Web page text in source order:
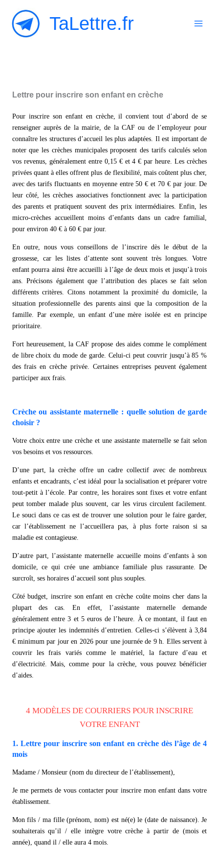
contenu
TaLettre.fr
Lettre pour inscrire son enfant en crèche
Pour inscrire son enfant en crèche, il convient tout d’abord de se
renseigner auprès de la mairie, de la CAF ou de l’employeur pour
connaître les structures d’accueil les plus adaptées. Il est important de
noter que les crèches municipales proposent des tarifs calculés selon
vos revenus, généralement entre 0,15 € et 4 € par heure. Les crèches
privées quant à elles offrent plus de flexibilité, mais coûtent plus cher,
avec des tarifs fluctuants en moyenne entre 50 € et 70 € par jour. De
leur côté, les crèches associatives fonctionnent avec la participation
des parents et pratiquent souvent des prix intermédiaires. Enfin, les
micro-crèches accueillent moins d’enfants dans un cadre familial,
pour environ 40 € à 60 € par jour.
En outre, nous vous conseillons de l’inscrire dès le début de la
grossesse, car les listes d’attente sont souvent très longues. Votre
enfant pourra ainsi être accueilli à l’âge de deux mois et jusqu’à trois
ans. Précisons également que l’attribution des places se fait selon
différents critères. Citons notamment la proximité du domicile, la
situation professionnelle des parents ainsi que la composition de la
famille. Par exemple, un enfant d’une mère isolée est en principe
prioritaire.
Fort heureusement, la CAF propose des aides comme le complément
de libre choix du mode de garde. Celui-ci peut couvrir jusqu’à 85 %
des frais en crèche privée. Certaines entreprises peuvent également
participer aux frais.
Crèche ou assistante maternelle : quelle solution de garde
choisir ?
Votre choix entre une crèche et une assistante maternelle se fait selon
vos besoins et vos ressources.
D’une part, la crèche offre un cadre collectif avec de nombreux
enfants et encadrants, c’est idéal pour la socialisation et préparer votre
tout-petit à l’école. Par contre, les horaires sont fixes et votre enfant
peut tomber malade plus souvent, car les virus circulent facilement.
Le souci dans ce cas est de trouver une solution pour le faire garder,
car l’établissement ne l’accueillera pas, à plus forte raison si sa
maladie est contagieuse.
D’autre part, l’assistante maternelle accueille moins d’enfants à son
domicile, ce qui crée une ambiance familiale plus rassurante. De
surcroît, ses horaires d’accueil sont plus souples.
Côté budget, inscrire son enfant en crèche coûte moins cher dans la
plupart des cas. En effet, l’assistante maternelle demande
généralement entre 3 et 5 euros de l’heure. À ce montant, il faut en
principe ajouter les indemnités d’entretien. Celles-ci s’élèvent à 3,84
€ minimum par jour en 2026 pour une journée de 9 h. Elles servent à
couvrir les frais variés comme le matériel, la facture d’eau et
d’électricité. Mais, comme pour la crèche, vous pouvez bénéficier
d’aides.
4 MODÈLES DE COURRIERS POUR INSCRIRE
VOTRE ENFANT
1. Lettre pour inscrire son enfant en crèche dès l’âge de 4
mois
Madame / Monsieur (nom du directeur de l’établissement),
Je me permets de vous contacter pour inscrire mon enfant dans votre
établissement.
Mon fils / ma fille (prénom, nom) est né(e) le (date de naissance). Je
souhaiterais qu’il / elle intègre votre crèche à partir de (mois et
année), quand il / elle aura 4 mois.